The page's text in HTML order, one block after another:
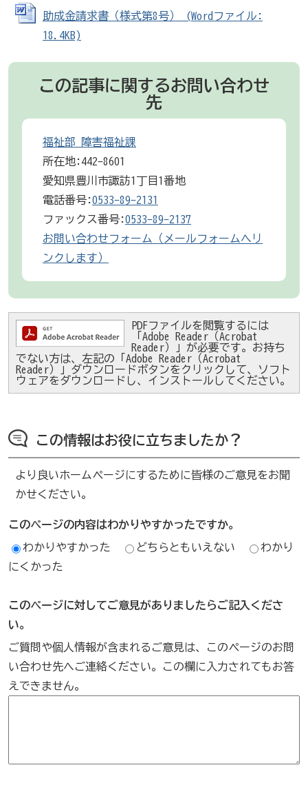
助成金請求書（様式第8号） (Wordファイル:
18.4KB)
この記事に関するお問い合わせ
先
福祉部 障害福祉課
所在地:442-8601
愛知県豊川市諏訪1丁目1番地
電話番号:0533-89-2131
ファックス番号:0533-89-2137
お問い合わせフォーム（メールフォームへリ
ンクします）
PDFファイルを閲覧するには
「Adobe Reader（Acrobat
Reader）」が必要です。お持ち
でない方は、左記の「Adobe Reader（Acrobat
Reader）」ダウンロードボタンをクリックして、ソフト
ウェアをダウンロードし、インストールしてください。
この情報はお役に立ちましたか？
より良いホームページにするために皆様のご意見をお聞
かせください。
このページの内容はわかりやすかったですか。
わかりやすかった どちらともいえない
わかり
にくかった
このページに対してご意見がありましたらご記入くださ
い。
ご質問や個人情報が含まれるご意見は、このページのお問
い合わせ先へご連絡ください。この欄に入力されてもお答
えできません。